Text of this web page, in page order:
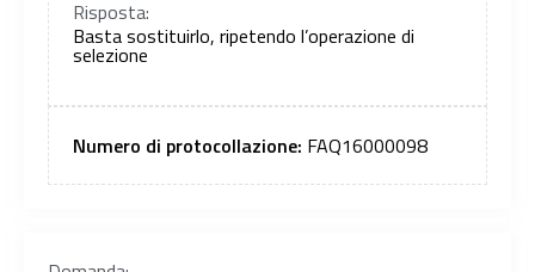
Risposta:
Basta sostituirlo, ripetendo l’operazione di
selezione
Numero di protocollazione: FAQ16000098